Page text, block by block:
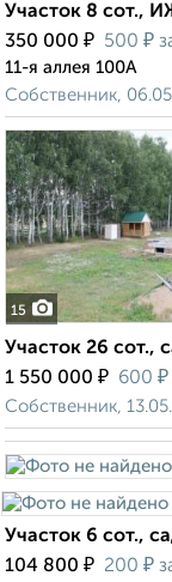
Участок 8 сот.,
350 000 ₽ 500 ₽
11-я аллея 100А
Собственник,
15
Участок 26 сот.,
1 550 000 ₽ 600 ₽
Собственник,
Участок 6 сот.,
104 800 ₽ 200 ₽